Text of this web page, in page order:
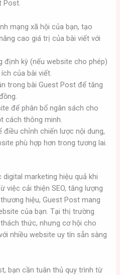
Post.
mạng xã hội của bạn, tạo
cao giá trị của bài viết với
định kỳ (nếu website cho phép)
của bài viết.
trong bài Guest Post để tăng
để phân bổ ngân sách cho
cách thông minh.
điều chỉnh chiến lược nội dung,
phù hợp hơn trong tương lai.
marketing hiệu quả khi
việc cải thiện SEO, tăng lượng
hiệu, Guest Post mang
của bạn. Tại thị trường
thức, nhưng cơ hội cho
nhiều website uy tín sẵn sàng
bạn cần tuân thủ quy trình từ